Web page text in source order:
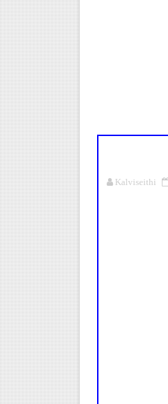
Kalviseithi